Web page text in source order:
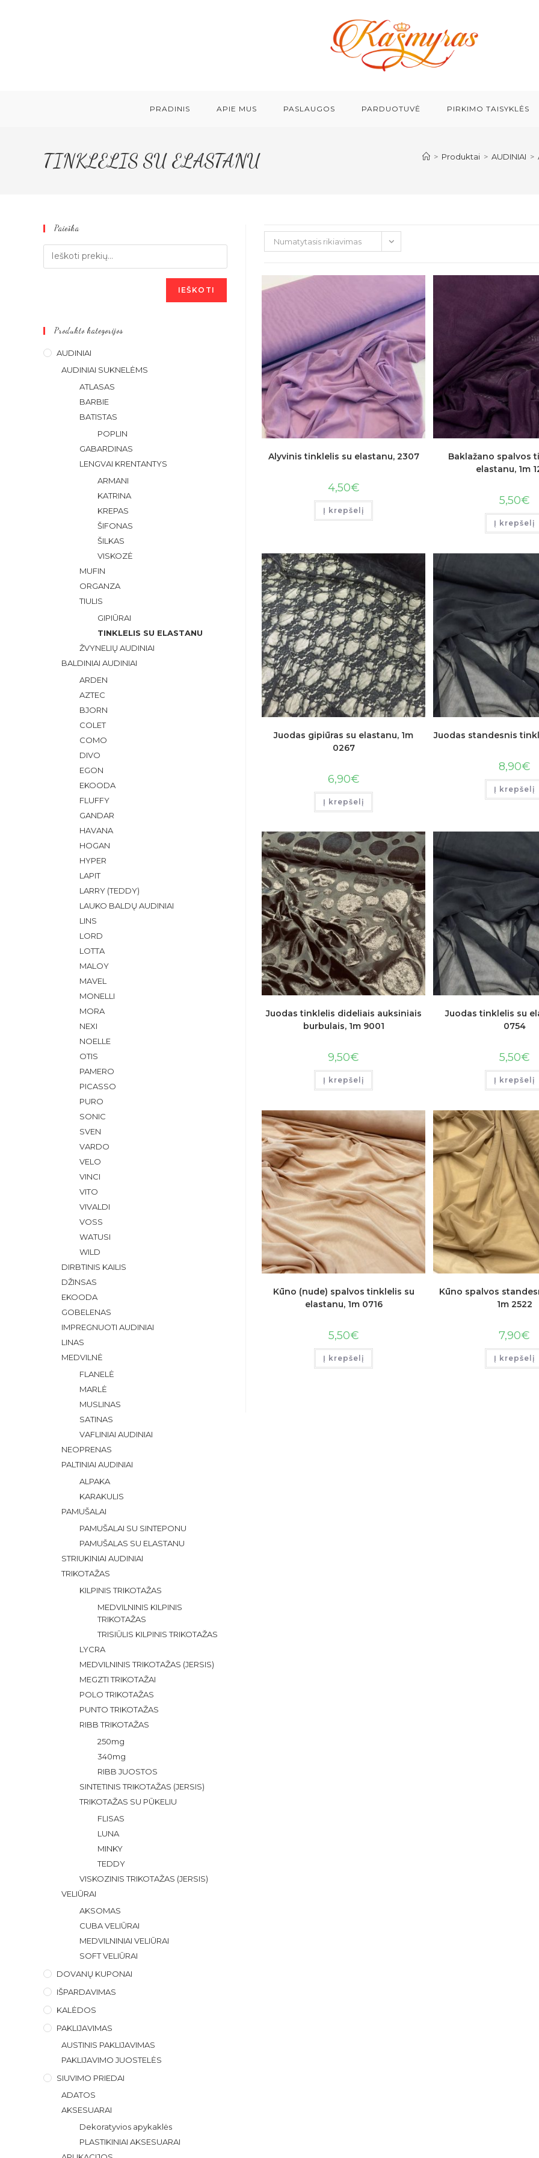
PRADINIS APIE MUS PASLAUGOS PARDUOTUVĖ PIRKIMO TAISYKLĖS
TINKLELIS SU ELASTANU > Produktai > AUDINIAI >
Numatytasis rikiavimas
Alyvinis tinklelis su elastanu, 2307
4,50€
Į krepšelį
Baklažano spalvos
elastanu, 1m
5,50€
Į krepšelį
Juodas gipiūras su elastanu, 1m
0267
6,90€
Į krepšelį
Juodas standesnis
8,90€
Į krepšelį
Juodas tinklelis dideliais auksiniais
burbulais, 1m 9001
9,50€
Į krepšelį
Juodas tinklelis su
0754
5,50€
Į krepšelį
Kūno (nude) spalvos tinklelis su
elastanu, 1m 0716
5,50€
Į krepšelį
Kūno spalvos
1m 2522
7,90€
Į krepšelį
Paieška
IEŠKOTI
Produkto kategorijos
AUDINIAI
AUDINIAI SUKNELĖMS
ATLASAS
BARBIE
BATISTAS
POPLIN
GABARDINAS
LENGVAI KRENTANTYS
ARMANI
KATRINA
KREPAS
ŠIFONAS
ŠILKAS
VISKOZĖ
MUFIN
ORGANZA
TIULIS
GIPIŪRAI
TINKLELIS SU ELASTANU
ŽVYNELIŲ AUDINIAI
BALDINIAI AUDINIAI
ARDEN
AZTEC
BJORN
COLET
COMO
DIVO
EGON
EKOODA
FLUFFY
GANDAR
HAVANA
HOGAN
HYPER
LAPIT
LARRY (TEDDY)
LAUKO BALDŲ AUDINIAI
LINS
LORD
LOTTA
MALOY
MAVEL
MONELLI
MORA
NEXI
NOELLE
OTIS
PAMERO
PICASSO
PURO
SONIC
SVEN
VARDO
VELO
VINCI
VITO
VIVALDI
VOSS
WATUSI
WILD
DIRBTINIS KAILIS
DŽINSAS
EKOODA
GOBELENAS
IMPREGNUOTI AUDINIAI
LINAS
MEDVILNĖ
FLANELĖ
MARLĖ
MUSLINAS
SATINAS
VAFLINIAI AUDINIAI
NEOPRENAS
PALTINIAI AUDINIAI
ALPAKA
KARAKULIS
PAMUŠALAI
PAMUŠALAI SU SINTEPONU
PAMUŠALAS SU ELASTANU
STRIUKINIAI AUDINIAI
TRIKOTAŽAS
KILPINIS TRIKOTAŽAS
MEDVILNINIS KILPINIS
TRIKOTAŽAS
TRISIŪLIS KILPINIS TRIKOTAŽAS
LYCRA
MEDVILNINIS TRIKOTAŽAS (JERSIS)
MEGZTI TRIKOTAŽAI
POLO TRIKOTAŽAS
PUNTO TRIKOTAŽAS
RIBB TRIKOTAŽAS
250mg
340mg
RIBB JUOSTOS
SINTETINIS TRIKOTAŽAS (JERSIS)
TRIKOTAŽAS SU PŪKELIU
FLISAS
LUNA
MINKY
TEDDY
VISKOZINIS TRIKOTAŽAS (JERSIS)
VELIŪRAI
AKSOMAS
CUBA VELIŪRAI
MEDVILNINIAI VELIŪRAI
SOFT VELIŪRAI
DOVANŲ KUPONAI
IŠPARDAVIMAS
KALĖDOS
PAKLIJAVIMAS
AUSTINIS PAKLIJAVIMAS
PAKLIJAVIMO JUOSTELĖS
SIUVIMO PRIEDAI
ADATOS
AKSESUARAI
Dekoratyvios apykaklės
PLASTIKINIAI AKSESUARAI